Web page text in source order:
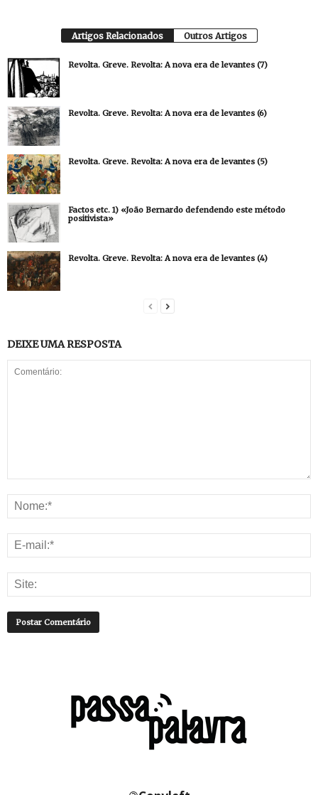
Artigos Relacionados Outros Artigos
Revolta. Greve. Revolta: A nova era de levantes (7)
Revolta. Greve. Revolta: A nova era de levantes (6)
Revolta. Greve. Revolta: A nova era de levantes (5)
Factos etc. 1) «João Bernardo defendendo este método
positivista»
Revolta. Greve. Revolta: A nova era de levantes (4)
DEIXE UMA RESPOSTA